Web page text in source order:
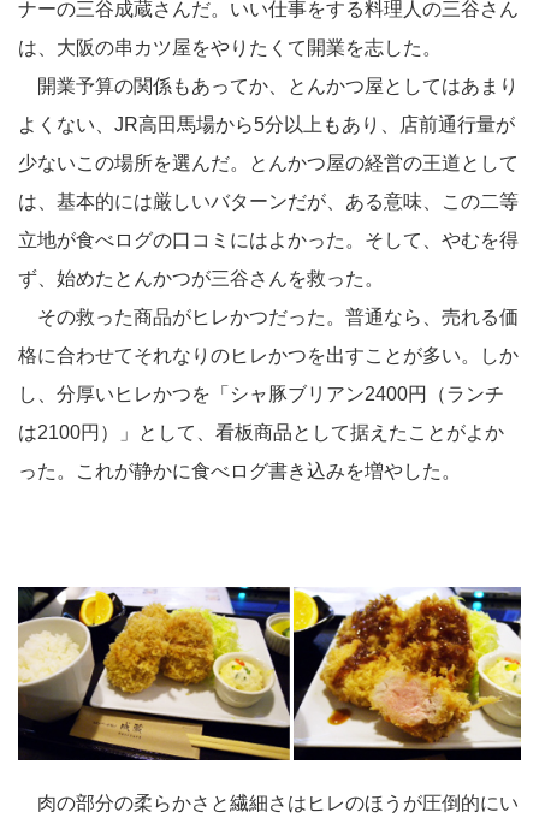
ナーの三谷成蔵さんだ。いい仕事をする料理人の三谷さん
は、大阪の串カツ屋をやりたくて開業を志した。
開業予算の関係もあってか、とんかつ屋としてはあまり
よくない、JR高田馬場から5分以上もあり、店前通行量が
少ないこの場所を選んだ。とんかつ屋の経営の王道として
は、基本的には厳しいバターンだが、ある意味、この二等
立地が食べログの口コミにはよかった。そして、やむを得
ず、始めたとんかつが三谷さんを救った。
その救った商品がヒレかつだった。普通なら、売れる価
格に合わせてそれなりのヒレかつを出すことが多い。しか
し、分厚いヒレかつを「シャ豚ブリアン2400円（ランチ
は2100円）」として、看板商品として据えたことがよか
った。これが静かに食べログ書き込みを増やした。
肉の部分の柔らかさと繊細さはヒレのほうが圧倒的にい